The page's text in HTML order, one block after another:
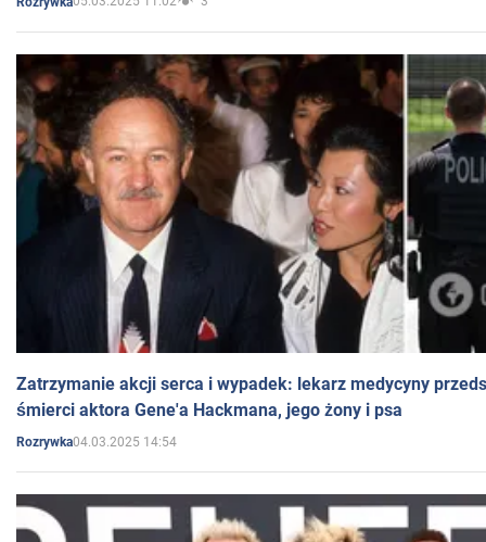
Zatrzymanie akcji serca i wypadek: lekarz medycyny
śmierci aktora Gene'a Hackmana, jego żony i psa
Rozrywka04.03.2025 14:54